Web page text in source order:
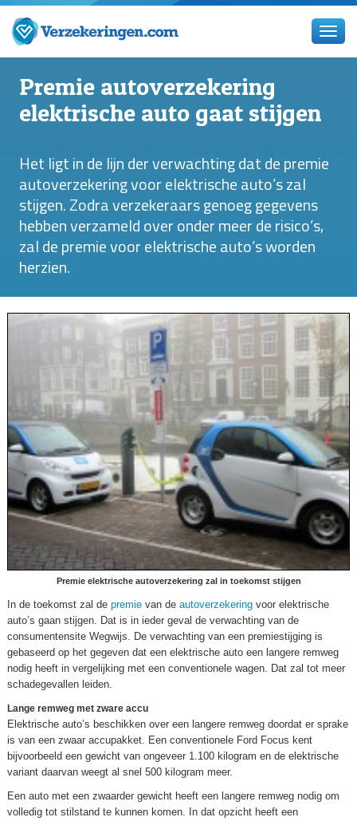
Premie autoverzekering
elektrische auto gaat stijgen
Het ligt in de lijn der verwachting dat de premie
autoverzekering voor elektrische auto’s zal
stijgen. Zodra verzekeraars genoeg gegevens
hebben verzameld over onder meer de risico’s,
zal de premie voor elektrische auto’s worden
herzien.
Premie elektrische autoverzekering zal in toekomst stijgen
In de toekomst zal de premie van de autoverzekering voor elektrische
auto’s gaan stijgen. Dat is in ieder geval de verwachting van de
consumentensite Wegwijs. De verwachting van een premiestijging is
gebaseerd op het gegeven dat een elektrische auto een langere remweg
nodig heeft in vergelijking met een conventionele wagen. Dat zal tot meer
schadegevallen leiden.
Lange remweg met zware accu
Elektrische auto’s beschikken over een langere remweg doordat er sprake
is van een zwaar accupakket. Een conventionele Ford Focus kent
bijvoorbeeld een gewicht van ongeveer 1.100 kilogram en de elektrische
variant daarvan weegt al snel 500 kilogram meer.
Een auto met een zwaarder gewicht heeft een langere remweg nodig om
volledig tot stilstand te kunnen komen. In dat opzicht heeft een